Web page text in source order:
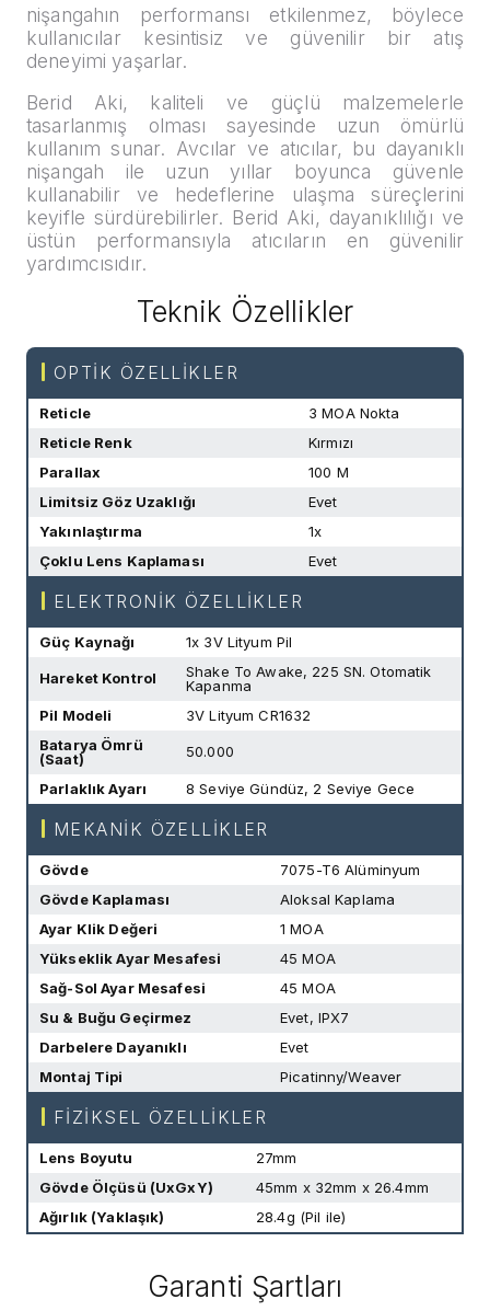
nişangahın performansı etkilenmez, böylece
kullanıcılar kesintisiz ve güvenilir bir atış
deneyimi yaşarlar.
Berid Aki, kaliteli ve güçlü malzemelerle
tasarlanmış olması sayesinde uzun ömürlü
kullanım sunar. Avcılar ve atıcılar, bu dayanıklı
nişangah ile uzun yıllar boyunca güvenle
kullanabilir ve hedeflerine ulaşma süreçlerini
keyifle sürdürebilirler. Berid Aki, dayanıklılığı ve
üstün performansıyla atıcıların en güvenilir
yardımcısıdır.
Teknik Özellikler
OPTİK ÖZELLİKLER
Reticle
3 MOA Nokta
Reticle Renk
Kırmızı
Parallax
100 M
Limitsiz Göz Uzaklığı
Evet
Yakınlaştırma
1x
Çoklu Lens Kaplaması
Evet
ELEKTRONİK ÖZELLİKLER
Güç Kaynağı 1x 3V Lityum Pil
Hareket Kontrol
Shake To Awake, 225 SN. Otomatik
Kapanma
Pil Modeli
3V Lityum CR1632
Batarya Ömrü
(Saat)
50.000
Parlaklık Ayarı 8 Seviye Gündüz, 2 Seviye Gece
MEKANİK ÖZELLİKLER
Gövde
7075-T6 Alüminyum
Gövde Kaplaması
Aloksal Kaplama
Ayar Klik Değeri
1 MOA
Yükseklik Ayar Mesafesi
45 MOA
Sağ-Sol Ayar Mesafesi
45 MOA
Su & Buğu Geçirmez
Evet, IPX7
Darbelere Dayanıklı
Evet
Montaj Tipi
Picatinny/Weaver
FİZİKSEL ÖZELLİKLER
Lens Boyutu
27mm
Gövde Ölçüsü (UxGxY)
45mm x 32mm x 26.4mm
Ağırlık (Yaklaşık)
28.4g (Pil ile)
Garanti Şartları